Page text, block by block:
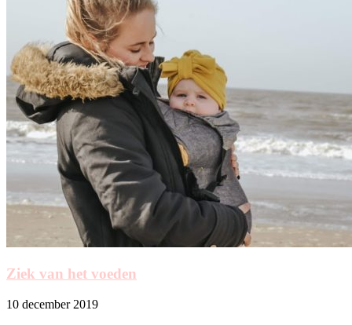
Ziek van het voeden
10 december 2019